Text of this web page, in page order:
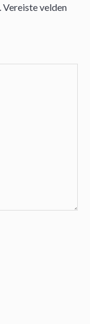
Vereiste velden